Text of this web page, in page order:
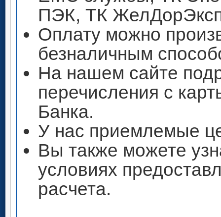
ПЭК, ТК
Оплату можно
безналичным
На нашем сайте
перечисления с
Банка.
У нас приемлемые
Вы также можете
условиях
расчета.